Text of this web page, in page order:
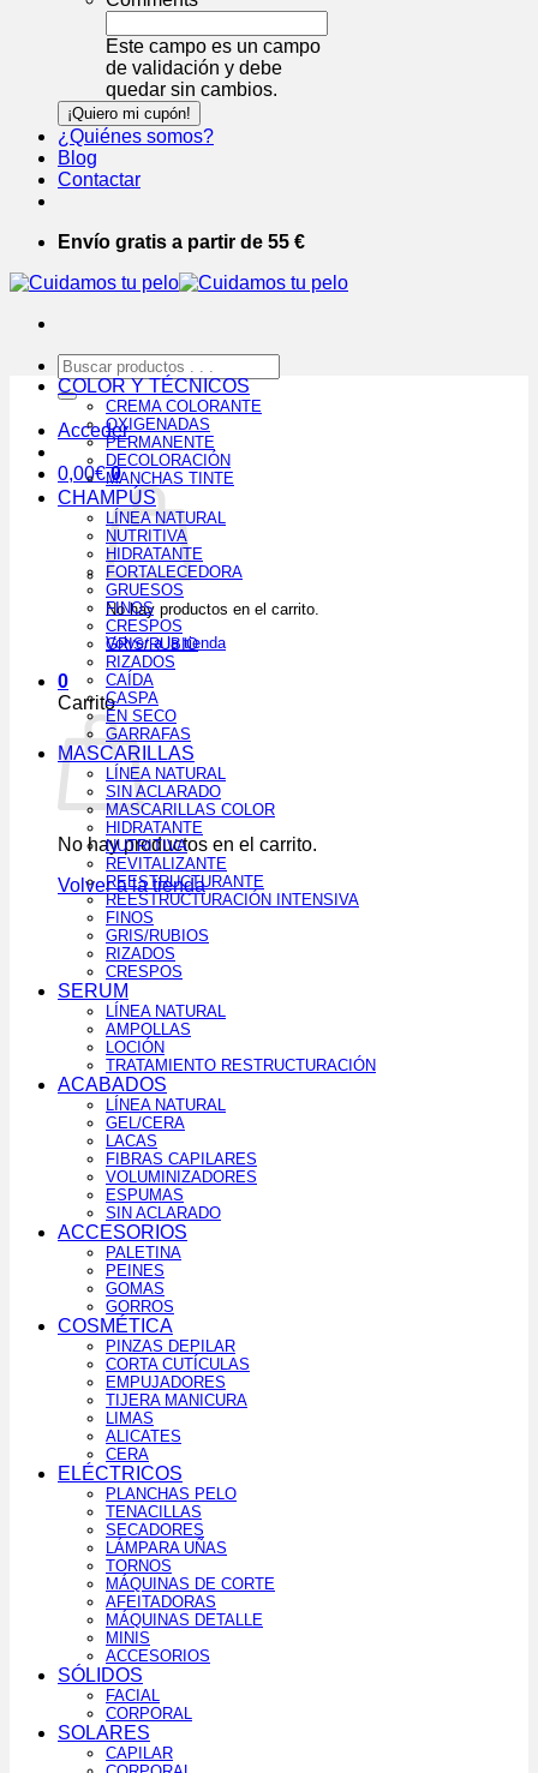
Este campo es un campo
de validación y debe
quedar sin cambios.
¿Quiénes somos?
Blog
Contactar
Envío gratis a partir de 55 €
Buscar
por:
Acceder
0,00€ 0
No hay productos en el carrito.
Volver a la tienda
0
Carrito
No hay productos en el carrito.
Volver a la tienda
COLOR Y TÉCNICOS
CREMA COLORANTE
OXIGENADAS
PERMANENTE
DECOLORACIÓN
MANCHAS TINTE
CHAMPÚS
LÍNEA NATURAL
NUTRITIVA
HIDRATANTE
FORTALECEDORA
GRUESOS
FINOS
CRESPOS
GRIS/RUBIO
RIZADOS
CAÍDA
CASPA
EN SECO
GARRAFAS
MASCARILLAS
LÍNEA NATURAL
SIN ACLARADO
MASCARILLAS COLOR
HIDRATANTE
NUTRITIVA
REVITALIZANTE
REESTRUCTURANTE
REESTRUCTURACIÓN INTENSIVA
FINOS
GRIS/RUBIOS
RIZADOS
CRESPOS
SERUM
LÍNEA NATURAL
AMPOLLAS
LOCIÓN
TRATAMIENTO RESTRUCTURACIÓN
ACABADOS
LÍNEA NATURAL
GEL/CERA
LACAS
FIBRAS CAPILARES
VOLUMINIZADORES
ESPUMAS
SIN ACLARADO
ACCESORIOS
PALETINA
PEINES
GOMAS
GORROS
COSMÉTICA
PINZAS DEPILAR
CORTA CUTÍCULAS
EMPUJADORES
TIJERA MANICURA
LIMAS
ALICATES
CERA
ELÉCTRICOS
PLANCHAS PELO
TENACILLAS
SECADORES
LÁMPARA UÑAS
TORNOS
MÁQUINAS DE CORTE
AFEITADORAS
MÁQUINAS DETALLE
MINIS
ACCESORIOS
SÓLIDOS
FACIAL
CORPORAL
SOLARES
CAPILAR